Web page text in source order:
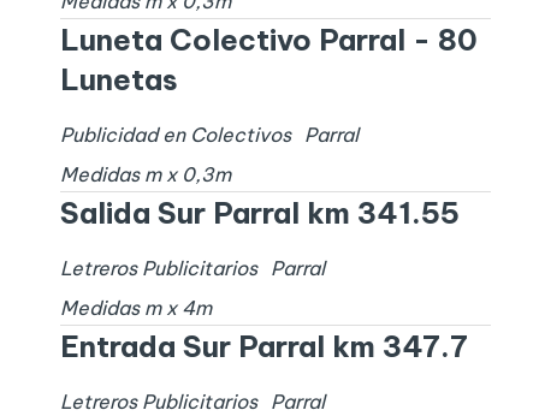
Luneta Colectivo Parral - 80
Lunetas
Publicidad en Colectivos
Parral
Medidas m x 0,3m
Salida Sur Parral km 341.55
Letreros Publicitarios
Parral
Medidas m x 4m
Entrada Sur Parral km 347.7
Letreros Publicitarios
Parral